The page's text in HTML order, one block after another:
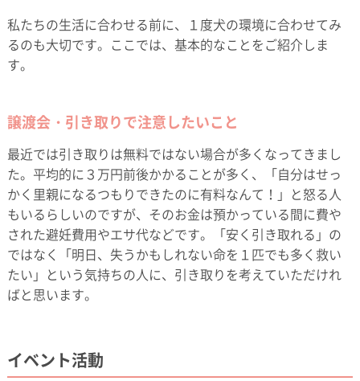
私たちの生活に合わせる前に、１度犬の環境に合わせてみ
るのも大切です。ここでは、基本的なことをご紹介しま
す。
譲渡会・引き取りで注意したいこと
最近では引き取りは無料ではない場合が多くなってきまし
た。平均的に３万円前後かかることが多く、「自分はせっ
かく里親になるつもりできたのに有料なんて！」と怒る人
もいるらしいのですが、そのお金は預かっている間に費や
された避妊費用やエサ代などです。「安く引き取れる」の
ではなく「明日、失うかもしれない命を１匹でも多く救い
たい」という気持ちの人に、引き取りを考えていただけれ
ばと思います。
イベント活動